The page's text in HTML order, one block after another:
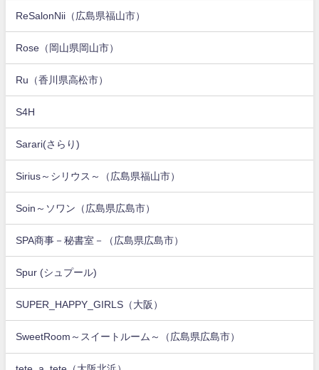
ReSalonNii（広島県福山市）
Rose（岡山県岡山市）
Ru（香川県高松市）
S4H
Sarari(さらり)
Sirius～シリウス～（広島県福山市）
Soin～ソワン（広島県広島市）
SPA商事－秘書室－（広島県広島市）
Spur (シュプール)
SUPER_HAPPY_GIRLS（大阪）
SweetRoom～スイートルーム～（広島県広島市）